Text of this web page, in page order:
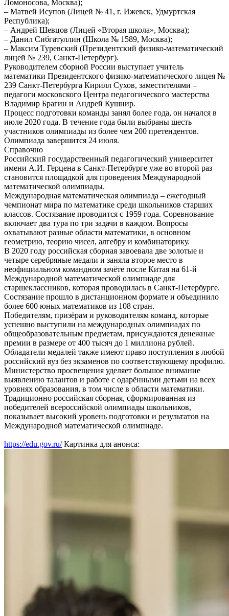
Ломоносова, Москва);
– Матвей Исупов (Лицей № 41, г. Ижевск, Удмуртская
Республика);
– Андрей Шевцов (Лицей «Вторая школа», Москва);
– Данил Сибгатуллин (Школа № 1589, Москва);
– Максим Туревский (Президентский физико-математический
лицей № 239, Санкт-Петербург).
Руководителем сборной России выступает учитель
математики Президентского физико-математического лицея №
239 Санкт-Петербурга Кирилл Сухов, заместителями –
педагоги московского Центра педагогического мастерства
Владимир Брагин и Андрей Кушнир.
Процесс подготовки команды занял более года, он начался в
июле 2020 года. В течение года были выбраны шесть
участников олимпиады из более чем 200 претендентов.
Олимпиада завершится 24 июля.
Справочно
Российский государственный педагогический университет
имени А.И. Герцена в Санкт-Петербурге уже во второй раз
становится площадкой для проведения Международной
математической олимпиады.
Международная математическая олимпиада – ежегодный
чемпионат мира по математике среди школьников старших
классов. Состязание проводится с 1959 года. Соревнование
включает два тура по три задачи в каждом. Вопросы
охватывают разные области математики, в основном
геометрию, теорию чисел, алгебру и комбинаторику.
В 2020 году российская сборная завоевала две золотые и
четыре серебряные медали и заняла второе место в
неофициальном командном зачёте после Китая на 61-й
Международной математической олимпиаде для
старшеклассников, которая проводилась в Санкт-Петербурге.
Состязание прошло в дистанционном формате и объединило
более 600 юных математиков из 108 стран.
Победителям, призёрам и руководителям команд, которые
успешно выступили на международных олимпиадах по
общеобразовательным предметам, присуждаются денежные
премии в размере от 400 тысяч до 1 миллиона рублей.
Обладатели медалей также имеют право поступления в любой
российский вуз без экзаменов по соответствующему профилю.
Министерство просвещения уделяет большое внимание
выявлению талантов и работе с одарёнными детьми на всех
уровнях образования, в том числе в области математики.
Традиционно российская сборная, сформированная из
победителей всероссийской олимпиады школьников,
показывает высокий уровень подготовки и результатов на
Международной математической олимпиаде.
https://edu.gov.ru/Картинка для анонса: